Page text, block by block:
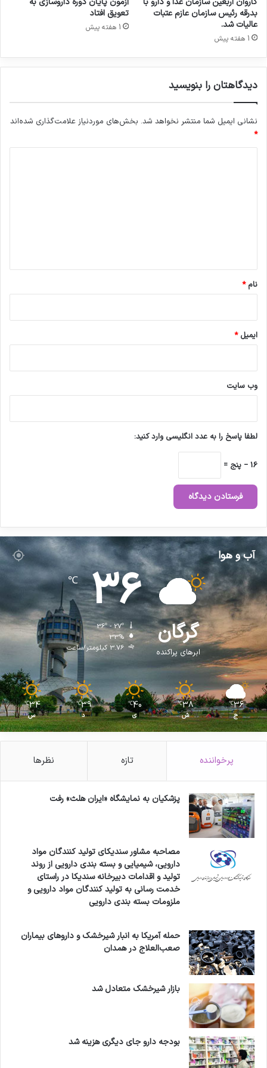
ا
ر
ی
ی
ه
د
ه
ب
بدرقه رئیس سازمان عازم عتبات
عالیات شد.
1 هفته پیش
تعویق افتاد
1 هفته پیش
دیدگاهتان را بنویسید
نشانی ایمیل شما منتشر نخواهد شد. بخش‌های موردنیاز علامت‌گذاری شده‌اند
*
نام*
ایمیل*
وب‌ سایت
لطفا پاسخ را به عدد انگلیسی وارد کنید:
16 − پنج =
آب و هوا
گرگان
ابرهای پراکنده
36
℃
36º - 27º
33%
3.76 کیلومتر/ساعت
36
℃
ج
38
℃
ش
40
℃
ی
39
℃
د
34
℃
س
پرخواننده تازه نظرها
پزشکیان به نمایشگاه «ایران هلث» رفت
مصاحبه مشاور سندیکای تولید کنندگان مواد
دارویی، شیمیایی و بسته بندی دارویی از روند
تولید و اقدامات دبیرخانه سندیکا در راستای
خدمت رسانی به تولید کنندگان مواد دارویی و
ملزومات بسته بندی دارویی
حمله آمریکا به انبار شیرخشک و داروهای بیماران
صعب‌العلاج در همدان
بازار شیرخشک متعادل شد
بودجه دارو جای دیگری هزینه شد